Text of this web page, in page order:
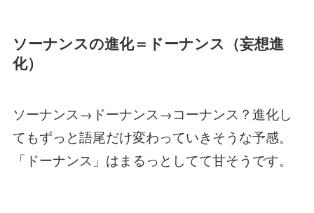
ソーナンスの進化＝ドーナンス（妄想進
化）
ソーナンス→ドーナンス→コーナンス？進化し
てもずっと語尾だけ変わっていきそうな予感。
「ドーナンス」はまるっとしてて甘そうです。